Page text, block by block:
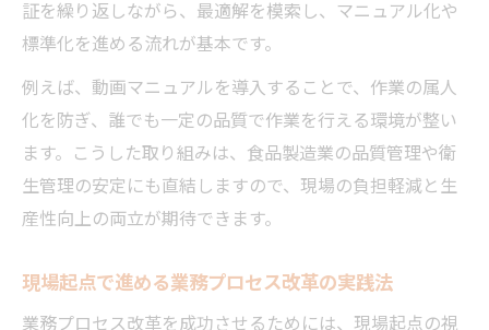
証を繰り返しながら、最適解を模索し、マニュアル化や
標準化を進める流れが基本です。
例えば、動画マニュアルを導入することで、作業の属人
化を防ぎ、誰でも一定の品質で作業を行える環境が整い
ます。こうした取り組みは、食品製造業の品質管理や衛
生管理の安定にも直結しますので、現場の負担軽減と生
産性向上の両立が期待できます。
現場起点で進める業務プロセス改革の実践法
業務プロセス改革を成功させるためには、現場起点の視